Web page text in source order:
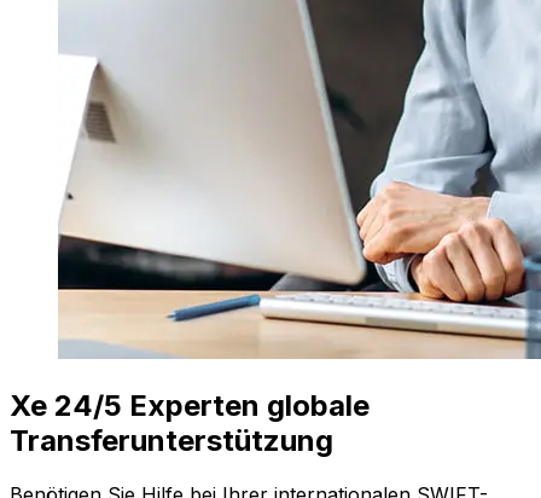
Xe 24/5 Experten globale
Transferunterstützung